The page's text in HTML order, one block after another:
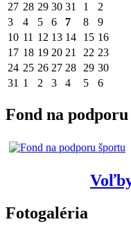
27 28 29 30 31 1
2
3
4 5 6 7 8
9
10 11 12 13 14 15 16
17 18 19 20 21 22 23
24 25 26 27 28 29 30
31 1 2 3 4 5 6
Fond na
Fotogaléria